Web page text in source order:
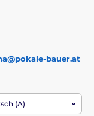
bauer.at
(A)